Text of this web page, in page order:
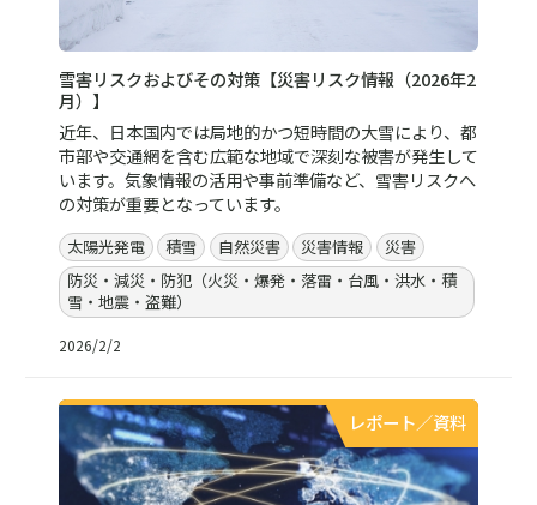
雪害リスクおよびその対策【災害リスク情報（2026年2
月）】
近年、日本国内では局地的かつ短時間の大雪により、都
市部や交通網を含む広範な地域で深刻な被害が発生して
います。気象情報の活用や事前準備など、雪害リスクへ
の対策が重要となっています。
太陽光発電 積雪 自然災害 災害情報
災害
防災・減災・防犯（火災・爆発・落雷・台風・洪水・積
雪・地震・盗難）
2026/2/2
レポート／資料